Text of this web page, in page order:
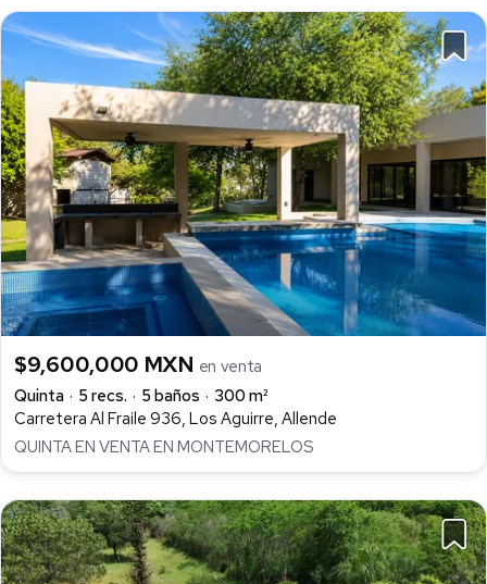
$9,600,000 MXN en venta
Quinta
5 recs. 5 baños
300 m²
Carretera Al Fraile 936, Los Aguirre, Allende
QUINTA EN VENTA EN MONTEMORELOS